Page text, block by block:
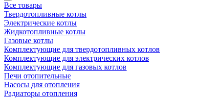
Все товары
Твердотопливные котлы
Электрические котлы
Жидкотопливные котлы
Газовые котлы
Комплектующие для твердотопливных котлов
Комплектующие для электрических котлов
Комплектующие для газовых котлов
Печи отопительные
Насосы для отопления
Радиаторы отопления